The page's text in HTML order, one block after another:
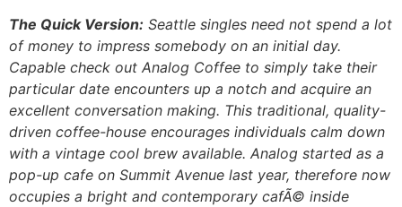
The Quick Version: Seattle singles need not spend a lot
of money to impress somebody on an initial day.
Capable check out Analog Coffee to simply take their
particular date encounters up a notch and acquire an
excellent conversation making. This traditional, quality-
driven coffee-house encourages individuals calm down
with a vintage cool brew available. Analog started as a
pop-up cafe on Summit Avenue last year, therefore now
occupies a bright and contemporary cafÃ© inside